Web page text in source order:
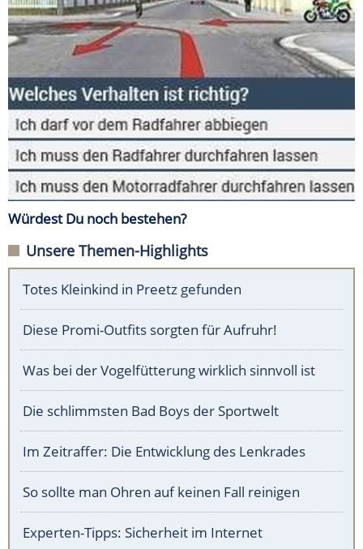
Würdest Du noch bestehen?
Unsere Themen-Highlights
Totes Kleinkind in Preetz gefunden
Diese Promi-Outfits sorgten für Aufruhr!
Was bei der Vogelfütterung wirklich sinnvoll ist
Die schlimmsten Bad Boys der Sportwelt
Im Zeitraffer: Die Entwicklung des Lenkrades
So sollte man Ohren auf keinen Fall reinigen
Experten-Tipps: Sicherheit im Internet